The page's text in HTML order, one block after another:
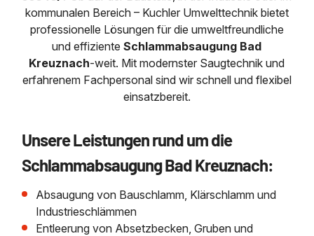
Trockensaugen von
etc.
Weitere Services mit
Unternehmen
Kontakt
kommunalen Bereich – Kuchler Umwelttechnik bietet
professionelle Lösungen für die umweltfreundliche
und effizienteSchlammabsaugung Bad
Kreuznach-weit. Mit modernster Saugtechnik und
erfahrenem Fachpersonal sind wir schnell und flexibel
einsatzbereit.
Unsere Leistungen rund um die
Schlammabsaugung Bad Kreuznach:
Absaugung von Bauschlamm, Klärschlamm und
Industrieschlämmen
Entleerung von Absetzbecken, Gruben und